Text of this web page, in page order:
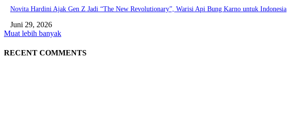
Novita Hardini Ajak Gen Z Jadi “The New Revolutionary”, Warisi Api Bung Karno untuk Indonesia
Juni 29, 2026
Muat lebih banyak
RECENT COMMENTS